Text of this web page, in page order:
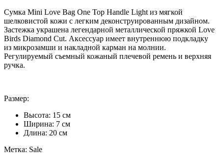
Сумка Mini Love Bag One Top Handle Light из мягкой
шелковистой кожи с легким деконструированным дизайном.
Застежка украшена легендарной металлической пряжкой Love
Birds Diamond Cut. Аксессуар имеет внутреннюю подкладку
из микрозамши и накладной карман на молнии.
Регулируемый съемный кожаный плечевой ремень и верхняя
ручка.
Размер:
Высота: 15 см
Ширина: 7 см
Длина: 20 см
Метка: Sale